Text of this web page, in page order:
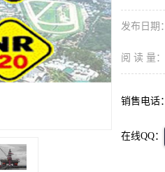
发布日期：
阅 读 量：
销售电话：
在线QQ：